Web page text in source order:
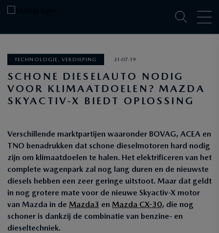
TECHNOLOGIE, VERDIEPING 31-07-19
SCHONE DIESELAUTO NODIG
VOOR KLIMAATDOELEN? MAZDA
SKYACTIV-X BIEDT OPLOSSING
Verschillende marktpartijen waaronder BOVAG, ACEA en
TNO benadrukken dat schone dieselmotoren hard nodig
zijn om klimaatdoelen te halen. Het elektrificeren van het
complete wagenpark zal nog lang duren en de nieuwste
diesels hebben een zeer geringe uitstoot. Maar dat geldt
in nog grotere mate voor de nieuwe Skyactiv-X motor
van Mazda in de Mazda3 en Mazda CX-30, die nog
schoner is dankzij de combinatie van benzine- en
dieseltechniek.